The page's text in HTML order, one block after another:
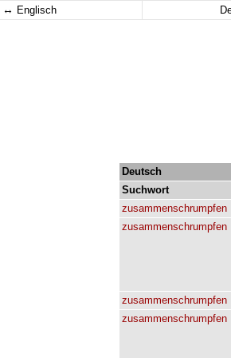
↔ Englisch
Deutsch
Suchwort
zusammenschrumpfen
zusammenschrumpfen
zusammenschrumpfen
zusammenschrumpfen